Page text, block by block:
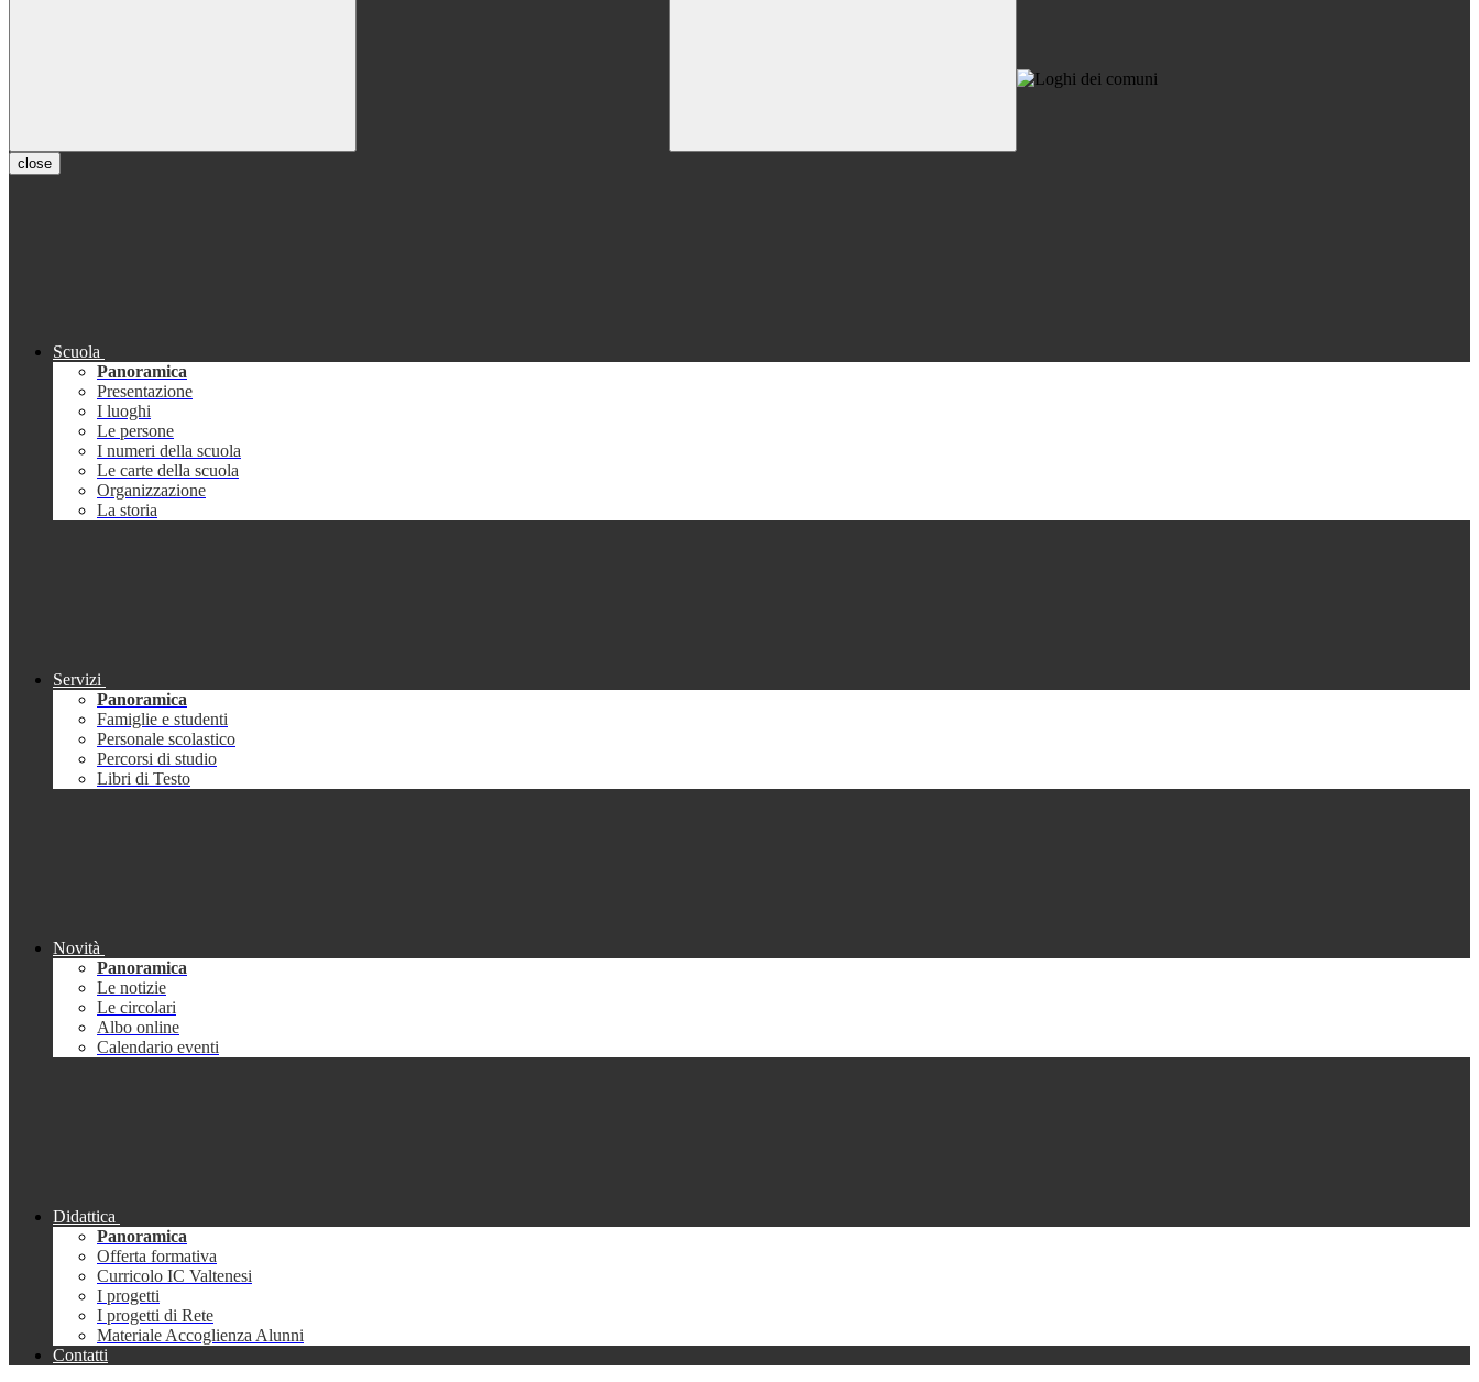
close
Scuola
Panoramica
Presentazione
I luoghi
Le persone
I numeri della scuola
Le carte della scuola
Organizzazione
La storia
Servizi
Panoramica
Famiglie e studenti
Personale scolastico
Percorsi di studio
Libri di Testo
Novità
Panoramica
Le notizie
Le circolari
Albo online
Calendario eventi
Didattica
Panoramica
Offerta formativa
Curricolo IC Valtenesi
I progetti
I progetti di Rete
Materiale Accoglienza Alunni
Contatti